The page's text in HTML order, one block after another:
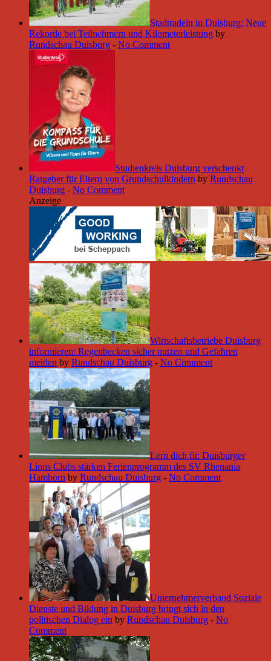
Stadtradeln in Duisburg: Neue
Rekorde bei Teilnehmern und Kilometerleistung by
Rundschau Duisburg - No Comment
Studienkreis Duisburg verschenkt
Ratgeber für Eltern von Grundschulkindern by Rundschau
Duisburg - No Comment
Anzeige
Wirtschaftsbetriebe Duisburg
informieren: Regenbecken sicher nutzen und Gefahren
meiden by Rundschau Duisburg - No Comment
Lern dich fit: Duisburger
Lions Clubs stärken Ferienprogramm des SV Rhenania
Hamborn by Rundschau Duisburg - No Comment
Unternehmerverband Soziale
Dienste und Bildung in Duisburg bringt sich in den
politischen Dialog ein by Rundschau Duisburg - No
Comment